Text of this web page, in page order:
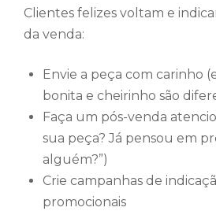
Clientes felizes voltam e
da venda:
Envie a peça com carinho
bonita e cheirinho são
Faça um pós-venda
sua peça? Já pensou em
alguém?”)
Crie campanhas de
promocionais